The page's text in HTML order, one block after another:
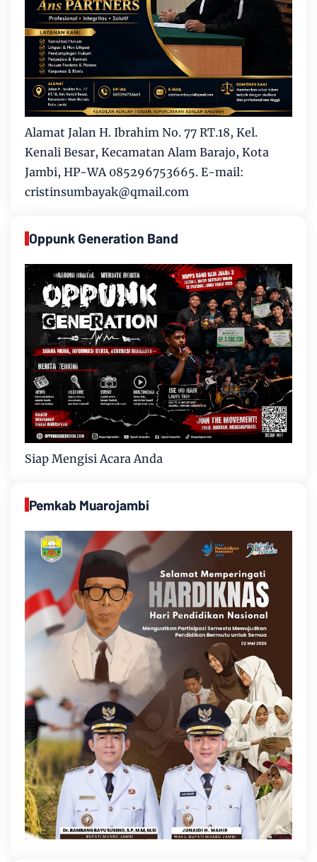
Alamat Jalan H. Ibrahim No. 77 RT.18, Kel.
Kenali Besar, Kecamatan Alam Barajo, Kota
Jambi, HP-WA 085296753665. E-mail:
cristinsumbayak@qmail.com
Oppunk Generation Band
Siap Mengisi Acara Anda
Pemkab Muarojambi